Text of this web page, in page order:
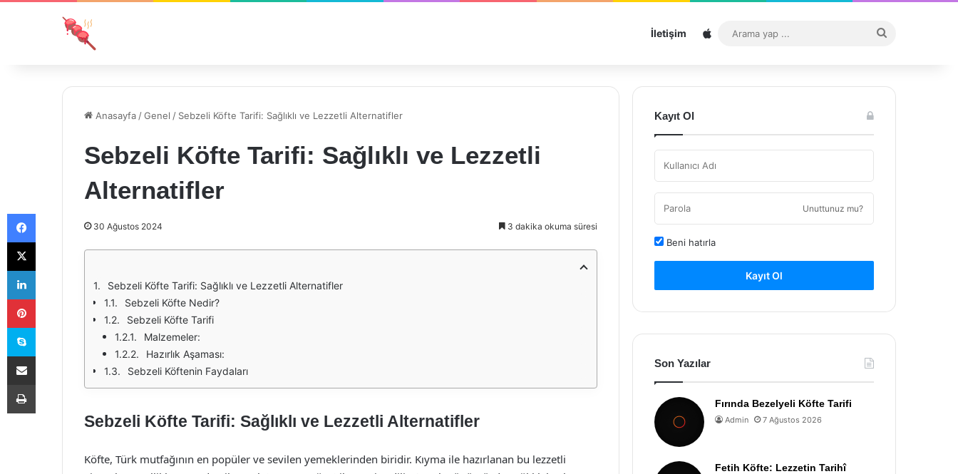
İletişim Sitemap
...
Anasayfa /Genel / Sebzeli Köfte Tarifi: Sağlıklı ve Lezzetli Alternatifler
Sebzeli Köfte Tarifi: Sağlıklı ve Lezzetli
Alternatifler
30 Ağustos 2024 3 dakika okuma süresi
Sebzeli Köfte Tarifi: Sağlıklı ve Lezzetli Alternatifler
Sebzeli Köfte Nedir?
Sebzeli Köfte Tarifi
Malzemeler:
Hazırlık Aşaması:
Sebzeli Köftenin Faydaları
Sebzeli Köfte Tarifi: Sağlıklı ve Lezzetli Alternatifler
Köfte, Türk mutfağının en popüler ve sevilen yemeklerinden biridir. Kıyma ile hazırlanan bu lezzetli
Kayıt Ol
Unuttunuz mu?
Beni hatırla
Kayıt Ol
Son Yazılar
Fırında Bezelyeli Köfte Tarifi
Admin 7 Ağustos 2026
Fetih Köfte: Lezzetin Tarihî
Facebook
X
LinkedIn
Pinterest
Skype
E-Posta ile paylaş